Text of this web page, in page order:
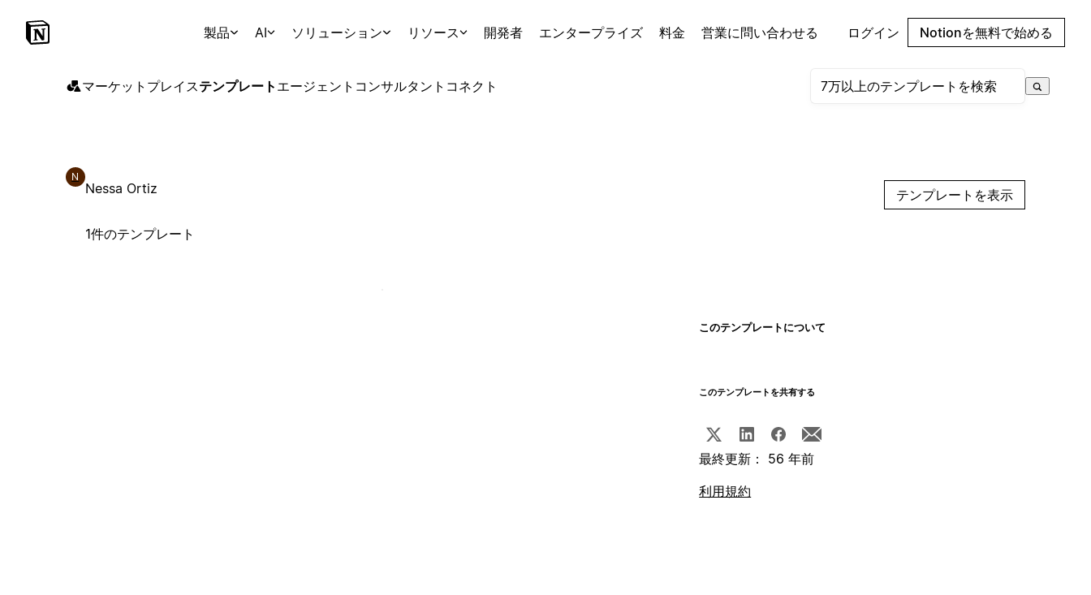
製品 AI ソリューション リソース 開発者 エンタープライズ 料金 営業に問い合わせる ログイン Notionを無料で始める
マーケットプレイステンプレート エージェント コンサルタント コネクト
N
Nessa Ortiz
1件のテンプレート
テンプレートを表示
このテンプレートについて
このテンプレートを共有する
最終更新： 56 年前
利用規約